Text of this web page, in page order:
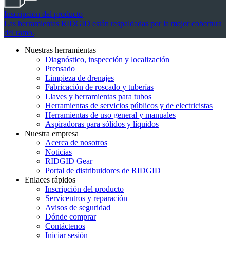
Inscripción del producto
Las herramientas RIDGID están respaldadas por la mejor cobertura
del ramo.
Nuestras herramientas
Diagnóstico, inspección y localización
Prensado
Limpieza de drenajes
Fabricación de roscado y tuberías
Llaves y herramientas para tubos
Herramientas de servicios públicos y de electricistas
Herramientas de uso general y manuales
Aspiradoras para sólidos y líquidos
Nuestra empresa
Acerca de nosotros
Noticias
RIDGID Gear
Portal de distribuidores de RIDGID
Enlaces rápidos
Inscripción del producto
Servicentros y reparación
Avisos de seguridad
Dónde comprar
Contáctenos
Iniciar sesión